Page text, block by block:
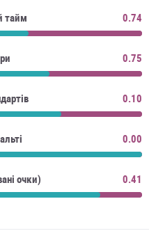
тайм 0.74
0.75
0.10
0.00
очки) 0.41